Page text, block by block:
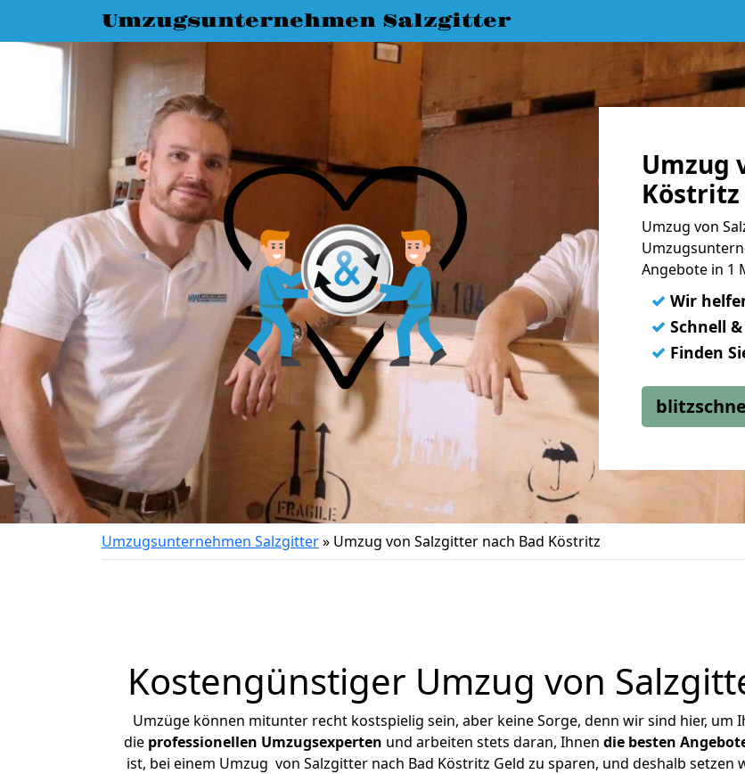
Umzugsunternehmen Salzgitter
Umzug
Köstritz
Umzug von
Angebote in 1
✓ Wir
✓ Schnell
✓ Finden
Umzugsunternehmen Salzgitter» Umzug von Salzgitter nach Bad Köstritz
Kostengünstiger Umzug von
Umzüge können mitunter recht kostspielig sein, aber keine Sorge, denn wir sind hier, um
die professionellen Umzugsexperten und arbeiten stets daran, Ihnen die besten
ist, bei einem Umzug von Salzgitter nach Bad Köstritz Geld zu sparen, und deshalb setzen